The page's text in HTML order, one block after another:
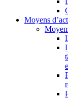
Moyens